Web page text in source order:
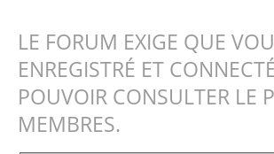
LE FORUM EXIGE QUE
ENREGISTRÉ ET
POUVOIR CONSULTER LE
MEMBRES.